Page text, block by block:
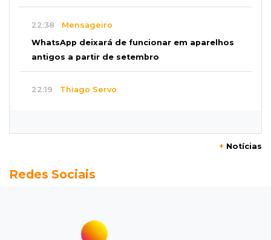
22:38 Mensageiro
WhatsApp deixará de funcionar em aparelhos
antigos a partir de setembro
22:19 Thiago Servo
Semana vai começar com 909 novas
Flagrante
Motorista atinge carro parado, perde
+ Notícias
Redes Sociais